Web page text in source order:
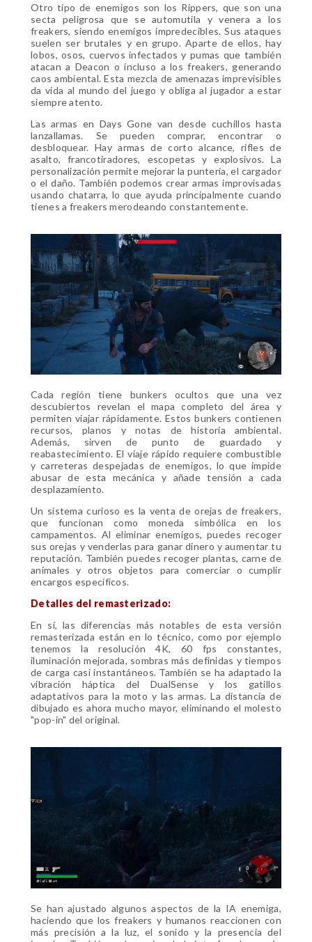
Otro tipo de enemigos son los Rippers, que son una
secta peligrosa que se automutila y venera a los
freakers, siendo enemigos impredecibles. Sus ataques
suelen ser brutales y en grupo. Aparte de ellos, hay
lobos, osos, cuervos infectados y pumas que también
atacan a Deacon o incluso a los freakers, generando
caos ambiental. Esta mezcla de amenazas imprevisibles
da vida al mundo del juego y obliga al jugador a estar
siempre atento.
Las armas en Days Gone van desde cuchillos hasta
lanzallamas. Se pueden comprar, encontrar o
desbloquear. Hay armas de corto alcance, rifles de
asalto, francotiradores, escopetas y explosivos. La
personalización permite mejorar la puntería, el cargador
o el daño. También podemos crear armas improvisadas
usando chatarra, lo que ayuda principalmente cuando
tienes a freakers merodeando constantemente.
Cada región tiene bunkers ocultos que una vez
descubiertos revelan el mapa completo del área y
permiten viajar rápidamente. Estos bunkers contienen
recursos, planos y notas de historia ambiental.
Además, sirven de punto de guardado y
reabastecimiento. El viaje rápido requiere combustible
y carreteras despejadas de enemigos, lo que impide
abusar de esta mecánica y añade tensión a cada
desplazamiento.
Un sistema curioso es la venta de orejas de freakers,
que funcionan como moneda simbólica en los
campamentos. Al eliminar enemigos, puedes recoger
sus orejas y venderlas para ganar dinero y aumentar tu
reputación. También puedes recoger plantas, carne de
animales y otros objetos para comerciar o cumplir
encargos específicos.
Detalles del remasterizado:
En sí, las diferencias más notables de esta versión
remasterizada están en lo técnico, como por ejemplo
tenemos la resolución 4K, 60 fps constantes,
iluminación mejorada, sombras más definidas y tiempos
de carga casi instantáneos. También se ha adaptado la
vibración háptica del DualSense y los gatillos
adaptativos para la moto y las armas. La distancia de
dibujado es ahora mucho mayor, eliminando el molesto
"pop-in" del original.
Se han ajustado algunos aspectos de la IA enemiga,
haciendo que los freakers y humanos reaccionen con
más precisión a la luz, el sonido y la presencia del